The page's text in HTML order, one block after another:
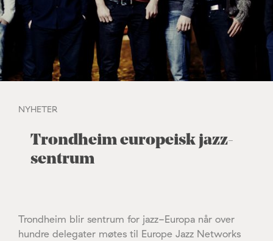
NYHETER
Trondheim europeisk jazz-
sentrum
Trondheim blir sentrum for jazz-Europa når over
hundre delegater møtes til Europe Jazz Networks